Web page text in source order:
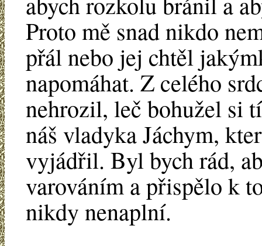
Proto mě snad nikdo
přál nebo jej chtěl
napomáhat. Z celého
nehrozil, leč bohužel si
náš vladyka Jáchym,
vyjádřil. Byl bych rád,
varováním a přispělo k
nikdy nenaplní.